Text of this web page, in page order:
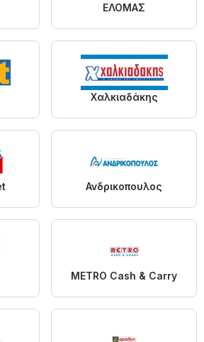
ΕΛΟΜΑΣ
Χαλκιαδάκης
Ανδρικοπουλος
METRO Cash & Carry